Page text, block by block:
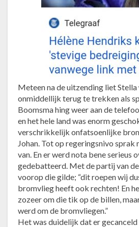
Meteen na de uitzending liet
onmiddellijk terug te trekken als
Boomsma hing weer aan de
en het hele land was enorm
verschrikkelijk onfatsoenlijke
Johan. Tot op regeringsnivo sprak
van. En er werd nota bene serieus
gedebatteerd. Met de partij van
voorop die gilde; “dit roepen wij
bromvlieg heeft ook rechten! En
zozeer om die tik op de billen,
werd om de bromvliegen.”
Het was duidelijk dat er